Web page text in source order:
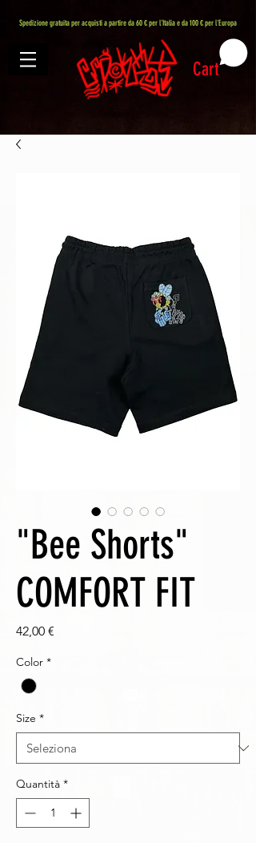
Spedizione gratuita per acquisti a partire da 60 € per l'Italia e da 100 € per l'Europa
Cart
"Bee Shorts"
COMFORT FIT
42,00 €
Color *
Size *
Quantità *